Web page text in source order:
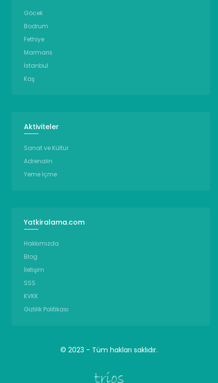
Göcek
Bodrum
Fethiye
Marmaris
İstanbul
Kaş
Aktiviteler
Sanat ve Kültür
Adrenalin
Yeme İçme
Yatkiralama.com
Hakkımızda
Blog
İletişim
SSS
KVKK
Gizlilik Politikası
© 2023 - Tüm hakları saklıdır.